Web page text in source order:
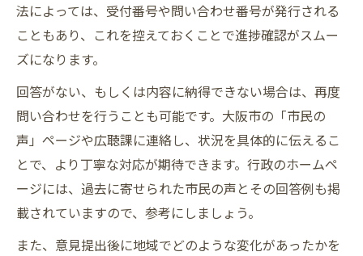
法によっては、受付番号や問い合わせ番号が発行される
こともあり、これを控えておくことで進捗確認がスムー
ズになります。
回答がない、もしくは内容に納得できない場合は、再度
問い合わせを行うことも可能です。大阪市の「市民の
声」ページや広聴課に連絡し、状況を具体的に伝えるこ
とで、より丁寧な対応が期待できます。行政のホームペ
ージには、過去に寄せられた市民の声とその回答例も掲
載されていますので、参考にしましょう。
また、意見提出後に地域でどのような変化があったかを